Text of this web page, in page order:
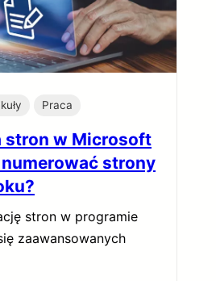
Praca
stron w Microsoft
numerować strony
stron w programie
zaawansowanych